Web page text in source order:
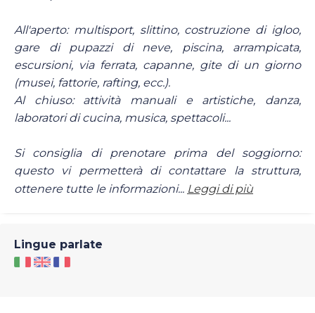
All'aperto: multisport, slittino, costruzione di igloo,
gare di pupazzi di neve, piscina, arrampicata,
escursioni, via ferrata, capanne, gite di un giorno
(musei, fattorie, rafting, ecc.).
Al chiuso: attività manuali e artistiche, danza,
laboratori di cucina, musica, spettacoli...
Si consiglia di prenotare prima del soggiorno:
questo vi permetterà di contattare la struttura,
ottenere tutte le informazioni... Leggi di più
Lingue parlate